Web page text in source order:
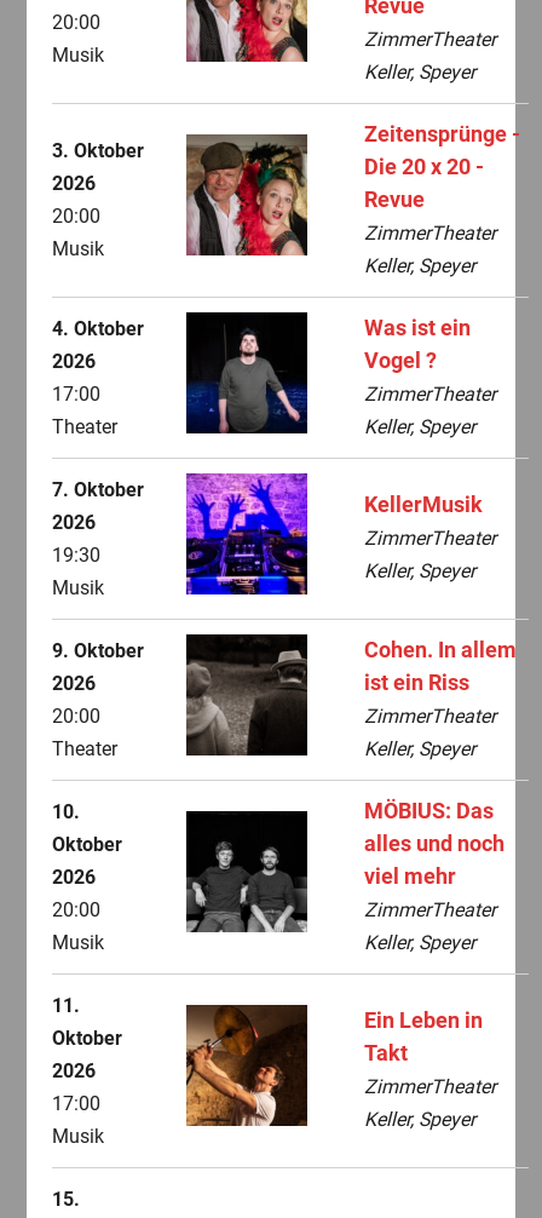
20:00
Musik
Revue
ZimmerTheater
Keller, Speyer
3. Oktober
2026
20:00
Musik
Zeitensprünge -
Die 20 x 20 -
Revue
ZimmerTheater
Keller, Speyer
4. Oktober
2026
17:00
Theater
Was ist ein
Vogel ?
ZimmerTheater
Keller, Speyer
7. Oktober
2026
19:30
Musik
KellerMusik
ZimmerTheater
Keller, Speyer
9. Oktober
2026
20:00
Theater
Cohen. In allem
ist ein Riss
ZimmerTheater
Keller, Speyer
10.
Oktober
2026
20:00
Musik
MÖBIUS: Das
alles und noch
viel mehr
ZimmerTheater
Keller, Speyer
11.
Oktober
2026
17:00
Musik
Ein Leben in
Takt
ZimmerTheater
Keller, Speyer
15.